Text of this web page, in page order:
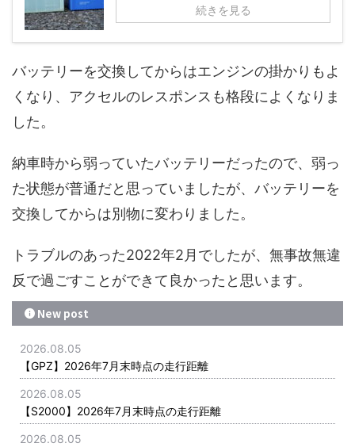
続きを見る
バッテリーを交換してからはエンジンの掛かりもよ
くなり、アクセルのレスポンスも格段によくなりま
した。
納車時から弱っていたバッテリーだったので、弱っ
た状態が普通だと思っていましたが、バッテリーを
交換してからは別物に変わりました。
トラブルのあった2022年2月でしたが、無事故無違
反で過ごすことができて良かったと思います。
New post
2026.08.05
【GPZ】2026年7月末時点の走行距離
2026.08.05
【S2000】2026年7月末時点の走行距離
2026.08.05